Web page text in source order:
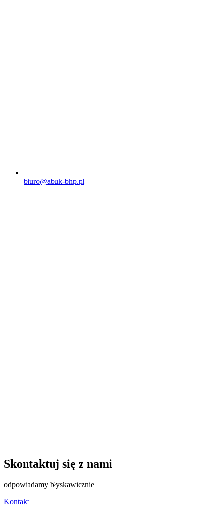
biuro@abuk-bhp.pl
Skontaktuj się z nami
odpowiadamy błyskawicznie
Kontakt